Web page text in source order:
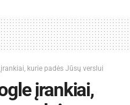
kurie padės Jūsų verslui
įrankiai,